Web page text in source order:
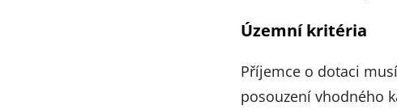
Územní kritéria
Příjemce o dotaci
posouzení vhodného